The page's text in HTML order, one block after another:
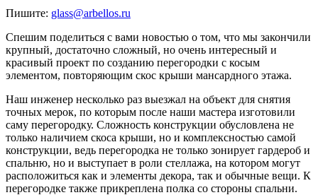
Пишите: glass@arbellos.ru
Спешим поделиться с вами новостью о том, что мы закончили
крупный, достаточно сложный, но очень интересный и
красивый проект по созданию перегородки с косым
элементом, повторяющим скос крыши мансардного этажа.
Наш инженер несколько раз выезжал на объект для снятия
точных мерок, по которым после наши мастера изготовили
саму перегородку. Сложность конструкции обусловлена не
только наличием скоса крыши, но и комплексностью самой
конструкции, ведь перегородка не только зонирует гардероб и
спальню, но и выступает в роли стеллажа, на котором могут
расположиться как и элементы декора, так и обычные вещи. К
перегородке также прикреплена полка со стороны спальни.